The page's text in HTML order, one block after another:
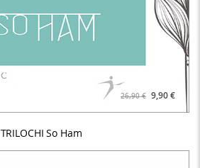
26,90 € 9,90 €
TRILOCHI So Ham